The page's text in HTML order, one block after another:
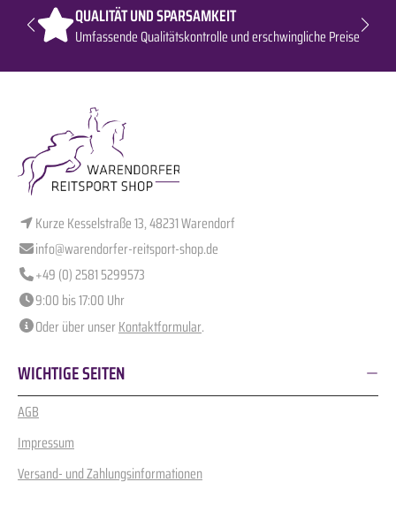
QUALITÄT UND SPARSAMKEIT
Umfassende Qualitätskontrolle und erschwingliche Preise
Kurze Kesselstraße 13, 48231 Warendorf
info@warendorfer-reitsport-shop.de
+49 (0) 2581 5299573
9:00 bis 17:00 Uhr
Oder über unserKontaktformular.
WICHTIGE SEITEN
AGB
Impressum
Versand- und Zahlungsinformationen